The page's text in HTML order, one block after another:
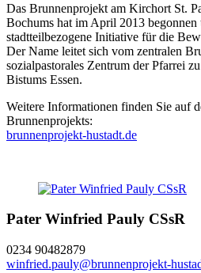
Das Brunnenprojekt am Kirchort St.
Bochums hat im April 2013 begonnen
stadtteilbezogene Initiative für die
Der Name leitet sich vom zentralen
sozialpastorales Zentrum der Pfarrei
Bistums Essen.
Weitere Informationen finden Sie auf
Brunnenprojekts:
brunnenprojekt-hustadt.de
Pater Winfried Pauly CSsR
0234 90482879
winfried.pauly@brunnenprojekt-